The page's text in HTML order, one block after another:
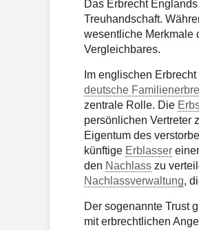
Das Erbrecht
Treuhandschaft.
wesentliche Merkmale
Vergleichbares.
Im englischen
deutsche
zentrale Rolle. Die
persönlichen Vertreter
Eigentum des
künftige Erblasser
den Nachlass zu
Nachlassverwaltung,
Der sogenannte Trust
mit erbrechtlichen